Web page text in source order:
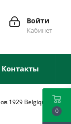
Войти
Кабинет
Контакты
1929 Belgique
0